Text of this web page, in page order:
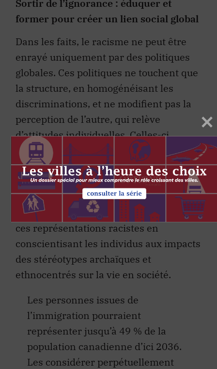
Sortir de l’ignorance : éduquer et
former pour créer un lien social global
Dans les faits, le racisme ne peut être
enrayé uniquement par des politiques
globales. Ces politiques ne touchent que
la structure, en homogénéisant les
discriminations, et ne modifient pas la
perception de l’autre, qui relève
d’attitudes individuelles. Celles-ci
s’appuient sur une hiérarchisation des
peuples humains qui, même si elle n’est
pas toujours conscientisée, persiste
dans la représentation que l’on se fait de
l’autre. Il faut donc avant tout changer
ces représentations racistes en
conscientisant les individus aux impacts
des stéréotypes archaïques et
ethnocentrés sur la vie en société.
Les personnes issues de
l’immigration pourraient
représenter jusqu’à 49 % de la
population canadienne d’ici 2036.
Les considérer perpétuellement